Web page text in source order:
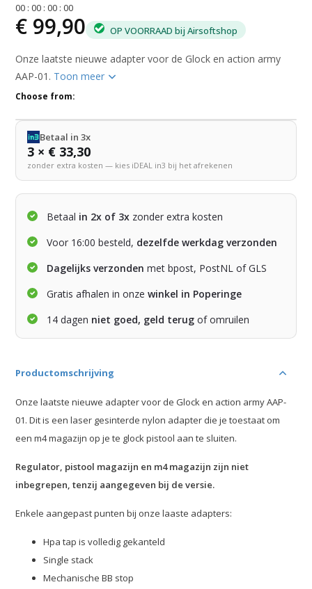
00 :00 :00 :00
€ 99,90 OP VOORRAAD bij Airsoftshop
Onze laatste nieuwe adapter voor de Glock en action army
AAP-01. Toon meer
Choose from:
Betaal in 3x
3 × € 33,30
zonder extra kosten — kies iDEAL in3 bij het afrekenen
Betaal in 2x of 3x zonder extra kosten
Voor 16:00 besteld, dezelfde werkdag verzonden
Dagelijks verzonden met bpost, PostNL of GLS
Gratis afhalen in onzewinkel in Poperinge
14 dagen niet goed, geld terug of omruilen
Productomschrijving
Onze laatste nieuwe adapter voor de Glock en action army AAP-
01. Dit is een laser gesinterde nylon adapter die je toestaat om
een m4 magazijn op je te glock pistool aan te sluiten.
Regulator, pistool magazijn en m4 magazijn zijn niet
inbegrepen, tenzij aangegeven bij de versie.
Enkele aangepast punten bij onze laaste adapters:
Hpa tap is volledig gekanteld
Single stack
Mechanische BB stop